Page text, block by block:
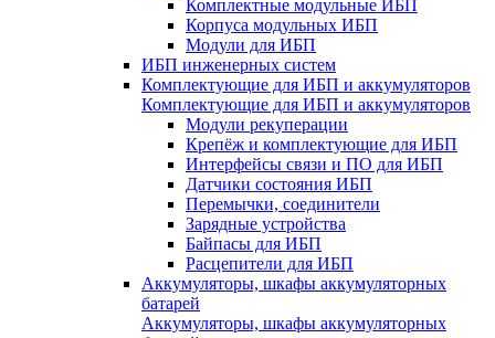
Комплектные модульные ИБП
Корпуса модульных ИБП
Модули для ИБП
ИБП инженерных систем
Комплектующие для ИБП и аккумуляторов
Комплектующие для ИБП и аккумуляторов
Модули рекуперации
Крепёж и комплектующие для ИБП
Интерфейсы связи и ПО для ИБП
Датчики состояния ИБП
Перемычки, соединители
Зарядные устройства
Байпасы для ИБП
Расцепители для ИБП
Аккумуляторы, шкафы аккумуляторных
батарей
Аккумуляторы, шкафы аккумуляторных